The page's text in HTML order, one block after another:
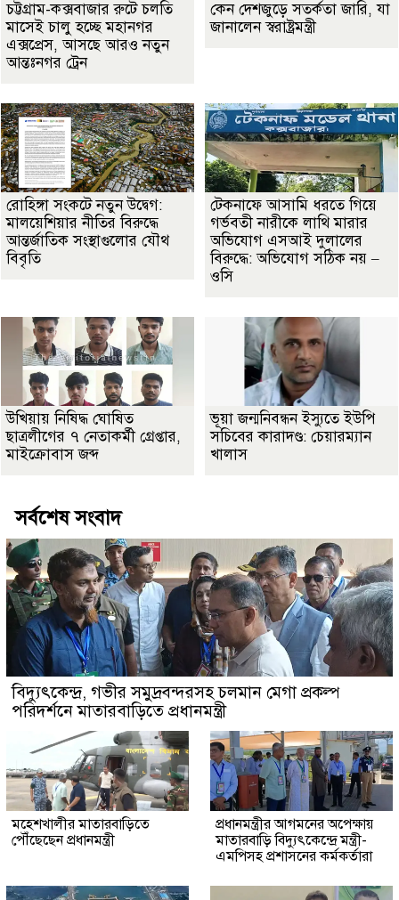
চট্টগ্রাম-কক্সবাজার রুটে চলতি
মাসেই চালু হচ্ছে মহানগর
এক্সপ্রেস, আসছে আরও নতুন
আন্তঃনগর ট্রেন
কেন দেশজুড়ে সতর্কতা জারি, যা
জানালেন স্বরাষ্ট্রমন্ত্রী
রোহিঙ্গা সংকটে নতুন উদ্বেগ:
মালয়েশিয়ার নীতির বিরুদ্ধে
আন্তর্জাতিক সংস্থাগুলোর যৌথ
বিবৃতি
টেকনাফে আসামি ধরতে গিয়ে
গর্ভবতী নারীকে লাথি মারার
অভিযোগ এসআই দুলালের
বিরুদ্ধে: অভিযোগ সঠিক নয় –
ওসি
উখিয়ায় নিষিদ্ধ ঘোষিত
ছাত্রলীগের ৭ নেতাকর্মী গ্রেপ্তার,
মাইক্রোবাস জব্দ
ভূয়া জন্মনিবন্ধন ইস্যুতে ইউপি
সচিবের কারাদণ্ড: চেয়ারম্যান
খালাস
সর্বশেষ সংবাদ
বিদ্যুৎকেন্দ্র, গভীর সমুদ্রবন্দরসহ চলমান মেগা প্রকল্প
পরিদর্শনে মাতারবাড়িতে প্রধানমন্ত্রী
মহেশখালীর মাতারবাড়িতে
পৌঁছেছেন প্রধানমন্ত্রী
প্রধানমন্ত্রীর আগমনের অপেক্ষায়
মাতারবাড়ি বিদ্যুৎকেন্দ্রে মন্ত্রী-
এমপিসহ প্রশাসনের কর্মকর্তারা